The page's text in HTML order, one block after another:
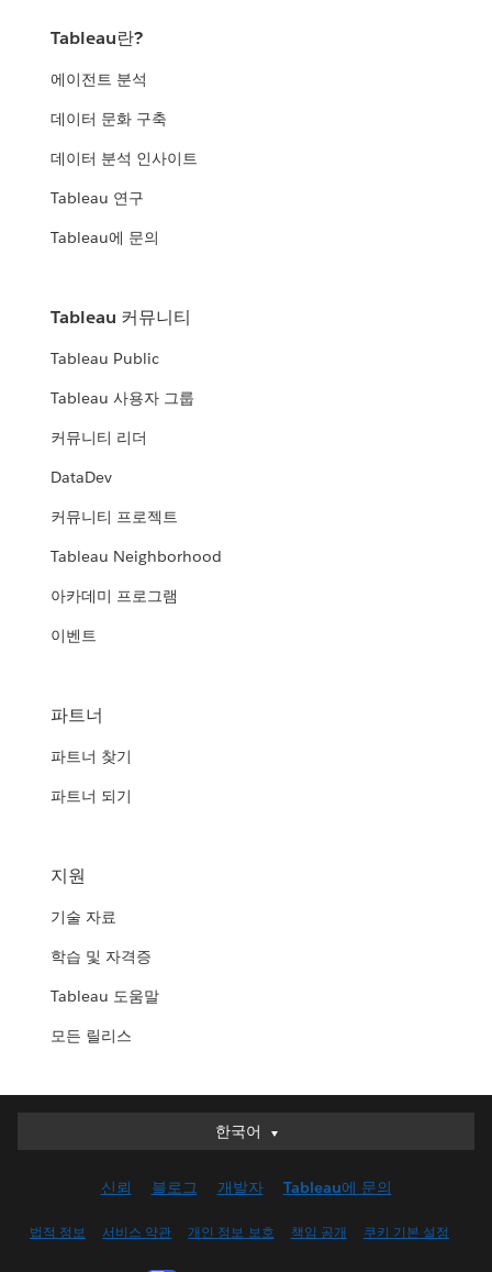
Tableau란?
에이전트 분석
데이터 문화 구축
데이터 분석 인사이트
Tableau 연구
Tableau에 문의
Tableau 커뮤니티
Tableau Public
Tableau 사용자 그룹
커뮤니티 리더
DataDev
커뮤니티 프로젝트
Tableau Neighborhood
아카데미 프로그램
이벤트
파트너
파트너 찾기
파트너 되기
지원
기술 자료
학습 및 자격증
Tableau 도움말
모든 릴리스
한국어
한국어
English (UK)
신뢰 블로그 개발자 Tableau에 문의
법적 정보 서비스 약관 개인 정보 보호 책임 공개 쿠키 기본 설정